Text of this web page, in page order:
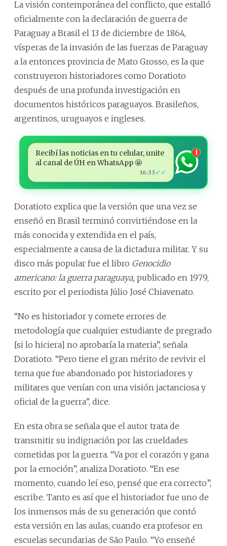
La visión contemporánea del conflicto, que estalló
oficialmente con la declaración de guerra de
Paraguay a Brasil el 13 de diciembre de 1864,
vísperas de la invasión de las fuerzas de Paraguay
a la entonces provincia de Mato Grosso, es la que
construyeron historiadores como Doratioto
después de una profunda investigación en
documentos históricos paraguayos. Brasileños,
argentinos, uruguayos e ingleses.
Recibí las noticias en tu celular, unite
al canal de ÚH en WhatsApp 🤩
16:33 ✓✓
1
Doratioto explica que la versión que una vez se
enseñó en Brasil terminó convirtiéndose en la
más conocida y extendida en el país,
especialmente a causa de la dictadura militar. Y su
disco más popular fue el libro Genocidio
americano: la guerra paraguaya, publicado en 1979,
escrito por el periodista Júlio José Chiavenato.
“No es historiador y comete errores de
metodología que cualquier estudiante de pregrado
[si lo hiciera] no aprobaría la materia”, señala
Doratioto. “Pero tiene el gran mérito de revivir el
tema que fue abandonado por historiadores y
militares que venían con una visión jactanciosa y
oficial de la guerra”, dice.
En esta obra se señala que el autor trata de
transmitir su indignación por las crueldades
cometidas por la guerra. “Va por el corazón y gana
por la emoción”, analiza Doratioto. “En ese
momento, cuando leí eso, pensé que era correcto”,
escribe. Tanto es así que el historiador fue uno de
los inmensos más de su generación que contó
esta versión en las aulas, cuando era profesor en
escuelas secundarias de São Paulo. “Yo enseñé